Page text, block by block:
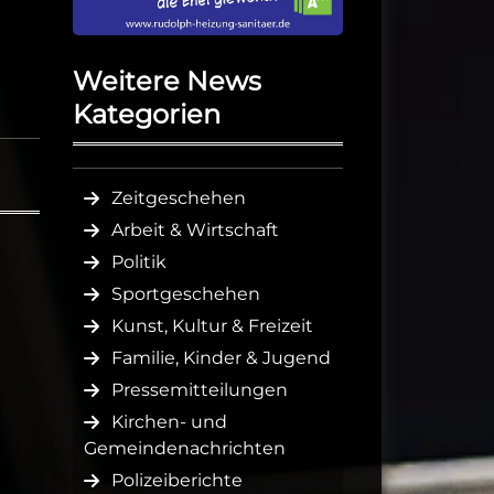
Weitere News
Kategorien
Zeitgeschehen
Arbeit & Wirtschaft
Politik
Sportgeschehen
Kunst, Kultur & Freizeit
Familie, Kinder & Jugend
Pressemitteilungen
Kirchen- und
Gemeindenachrichten
Polizeiberichte